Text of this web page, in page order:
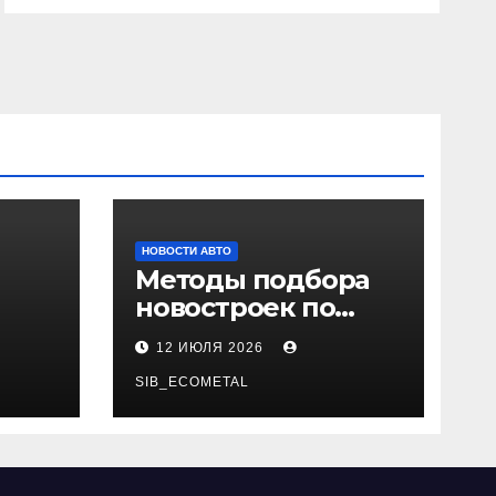
НОВОСТИ АВТО
Методы подбора
новостроек по
заданным
критериям
12 ИЮЛЯ 2026
SIB_ECOMETAL